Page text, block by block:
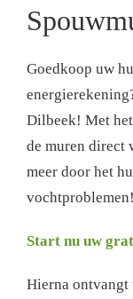
Goedkoop uw
Dilbeek! Met
de muren direct
meer door het
Start nu uw
Hierna